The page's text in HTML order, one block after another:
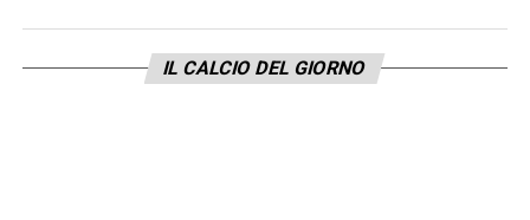
diventi realtà o che emergano altre
opportunità interessanti. Qualunque sia
IL CALCIO DEL GIORNO